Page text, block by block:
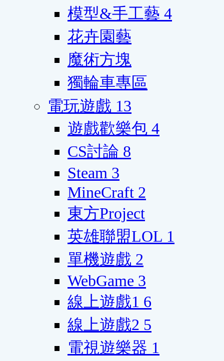
模型&手工藝 4
花卉園藝
魔術方塊
獨輪車專區
電玩遊戲 13
遊戲歡樂包 4
CS討論 8
Steam 3
MineCraft 2
東方Project
英雄聯盟LOL 1
單機遊戲 2
WebGame 3
線上遊戲1 6
線上遊戲2 5
電視遊樂器 1